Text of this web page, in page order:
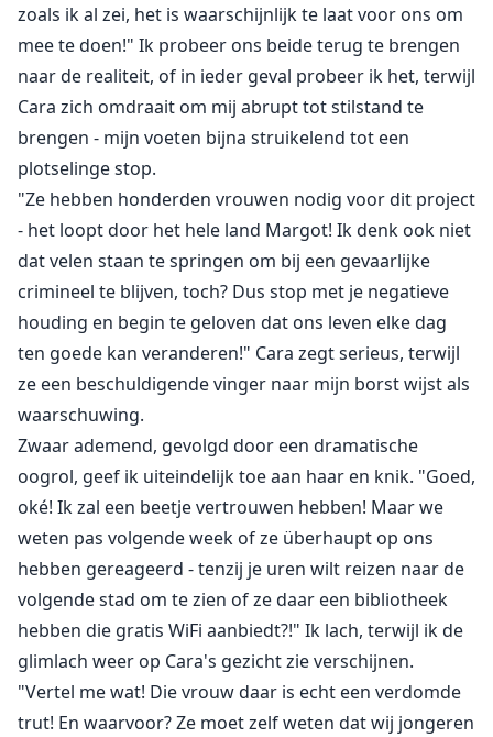
zoals ik al zei, het is waarschijnlijk te laat voor ons om
mee te doen!" Ik probeer ons beide terug te brengen
naar de realiteit, of in ieder geval probeer ik het, terwijl
Cara zich omdraait om mij abrupt tot stilstand te
brengen - mijn voeten bijna struikelend tot een
plotselinge stop.
"Ze hebben honderden vrouwen nodig voor dit project
- het loopt door het hele land Margot! Ik denk ook niet
dat velen staan te springen om bij een gevaarlijke
crimineel te blijven, toch? Dus stop met je negatieve
houding en begin te geloven dat ons leven elke dag
ten goede kan veranderen!" Cara zegt serieus, terwijl
ze een beschuldigende vinger naar mijn borst wijst als
waarschuwing.
Zwaar ademend, gevolgd door een dramatische
oogrol, geef ik uiteindelijk toe aan haar en knik. "Goed,
oké! Ik zal een beetje vertrouwen hebben! Maar we
weten pas volgende week of ze überhaupt op ons
hebben gereageerd - tenzij je uren wilt reizen naar de
volgende stad om te zien of ze daar een bibliotheek
hebben die gratis WiFi aanbiedt?!" Ik lach, terwijl ik de
glimlach weer op Cara's gezicht zie verschijnen.
"Vertel me wat! Die vrouw daar is echt een verdomde
trut! En waarvoor? Ze moet zelf weten dat wij jongeren